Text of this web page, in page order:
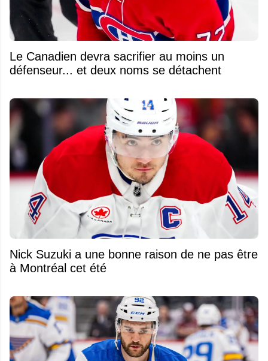
Le Canadien devra sacrifier au moins un
défenseur... et deux noms se détachent
Nick Suzuki a une bonne raison de ne pas être
à Montréal cet été